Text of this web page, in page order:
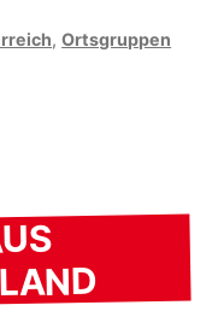
,Ortsgruppen